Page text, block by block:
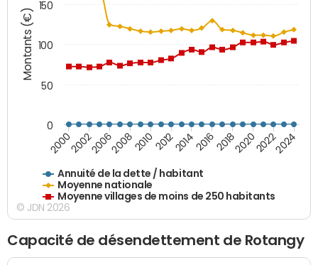
Montants (€)
Annuité de la dette / habitant
Moyenne nationale
Moyenne villages de moins de 250 habitants
200020022006200820102012201420162018202020222024
0
50
100
150
© JDN 2026
Capacité de désendettement de Rotangy